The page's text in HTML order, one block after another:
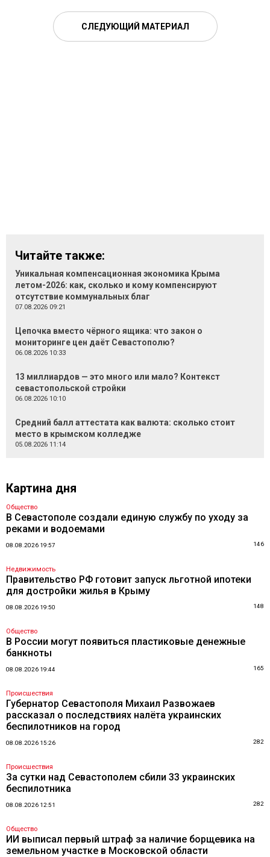
СЛЕДУЮЩИЙ МАТЕРИАЛ
Читайте также:
Уникальная компенсационная экономика Крыма
летом-2026: как, сколько и кому компенсируют
отсутствие коммунальных благ
07.08.2026 09:21
Цепочка вместо чёрного ящика: что закон о
мониторинге цен даёт Севастополю?
06.08.2026 10:33
13 миллиардов — это много или мало? Контекст
севастопольской стройки
06.08.2026 10:10
Средний балл аттестата как валюта: сколько стоит
место в крымском колледже
05.08.2026 11:14
Картина дня
Общество
В Севастополе создали единую службу по уходу за
реками и водоемами
08.08.2026 19:57 146
Недвижимость
Правительство РФ готовит запуск льготной ипотеки
для достройки жилья в Крыму
08.08.2026 19:50 148
Общество
В России могут появиться пластиковые денежные
банкноты
08.08.2026 19:44 165
Происшествия
Губернатор Севастополя Михаил Развожаев
рассказал о последствиях налёта украинских
беспилотников на город
08.08.2026 15:26 282
Происшествия
За сутки над Севастополем сбили 33 украинских
беспилотника
08.08.2026 12:51 282
Общество
ИИ выписал первый штраф за наличие борщевика на
земельном участке в Московской области